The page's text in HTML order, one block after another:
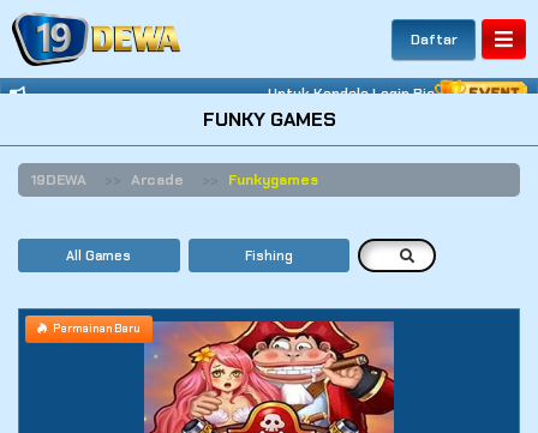
Daftar
Untuk Kendala Login Bisa Hubungi
19DEWA Arcade Funkygames
FUNKY GAMES
All Games Fishing
Permainan Baru